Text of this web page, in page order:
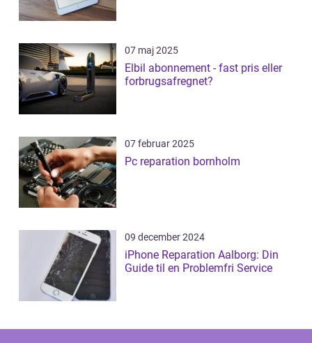
07 maj 2025
Elbil abonnement - fast pris eller
forbrugsafregnet?
07 februar 2025
Pc reparation bornholm
09 december 2024
iPhone Reparation Aalborg: Din
Guide til en Problemfri Service